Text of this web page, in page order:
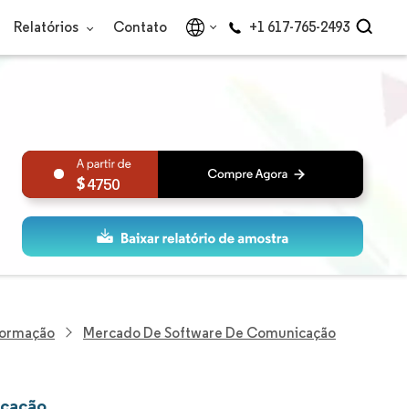
Relatórios Contato +1 617-765-2493
4750
Mercado De Software De Comunicação